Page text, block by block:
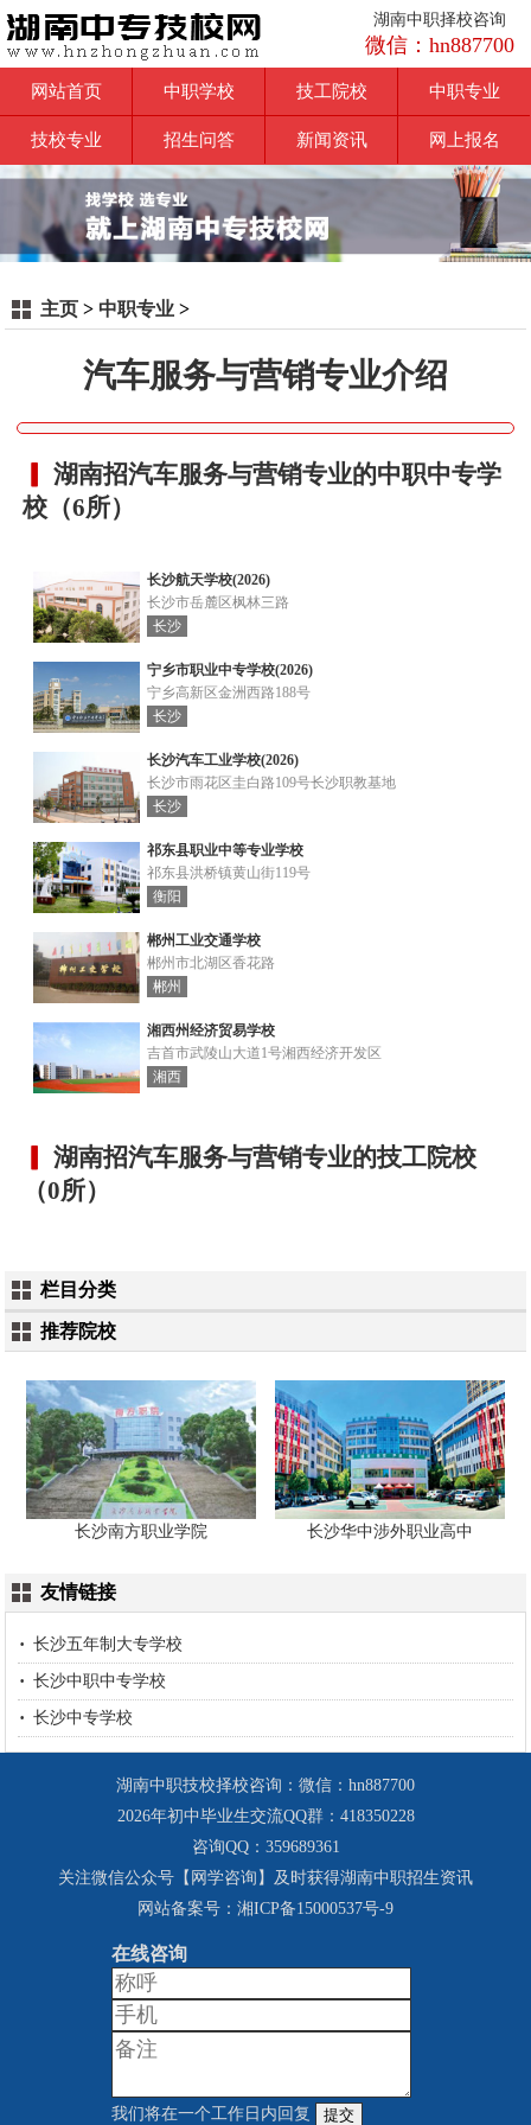
湖南中职择校咨询
微信：hn887700
网站首页 中职学校 技工院校 中职专业
技校专业 招生问答 新闻资讯 网上报名
主页 > 中职专业 >
汽车服务与营销专业介绍
湖南招汽车服务与营销专业的中职中专学
校（6所）
长沙航天学校(2026)
长沙市岳麓区枫林三路
长沙
宁乡市职业中专学校(2026)
宁乡高新区金洲西路188号
长沙
长沙汽车工业学校(2026)
长沙市雨花区圭白路109号长沙职教基地
长沙
祁东县职业中等专业学校
祁东县洪桥镇黄山街119号
衡阳
郴州工业交通学校
郴州市北湖区香花路
郴州
湘西州经济贸易学校
吉首市武陵山大道1号湘西经济开发区
湘西
湖南招汽车服务与营销专业的技工院校
（0所）
栏目分类
推荐院校
长沙南方职业学院 长沙华中涉外职业高中
友情链接
长沙五年制大专学校
长沙中职中专学校
长沙中专学校
湖南中职技校择校咨询：微信：hn887700
2026年初中毕业生交流QQ群：418350228
咨询QQ：359689361
关注微信公众号【网学咨询】及时获得湖南中职招生资讯
网站备案号： 湘ICP备15000537号-9
在线咨询
我们将在一个工作日内回复